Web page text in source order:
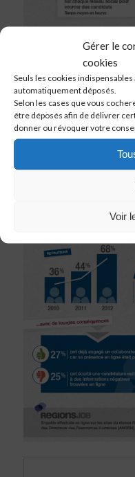
Gérer le
cookies
Seuls les cookies
automatiquement déposés.
Selon les cases que vous
être déposés afin de délivrer
donner ou révoquer votre
Voir